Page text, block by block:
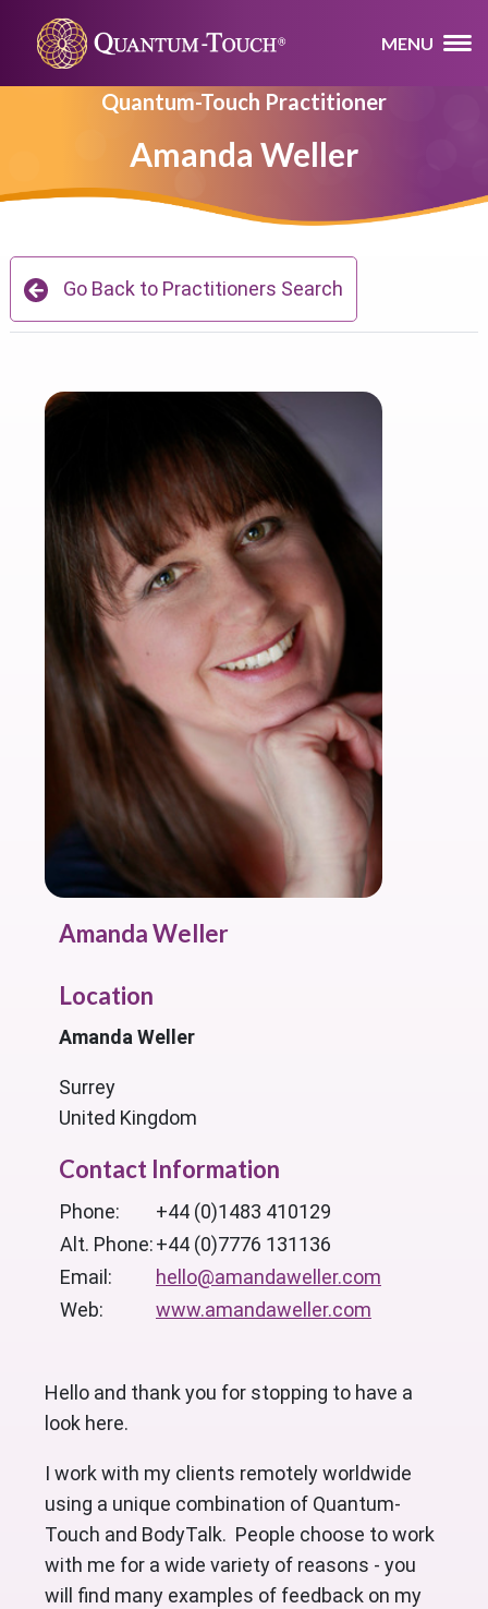
MENU
Quantum-Touch Practitioner
Amanda Weller
Go Back to Practitioners Search
Amanda Weller
Location
Amanda Weller
Surrey
United Kingdom
Contact Information
Phone:
+44 (0)1483 410129
Alt. Phone:+44 (0)7776 131136
Email:
hello@amandaweller.com
Web:
www.amandaweller.com
Hello and thank you for stopping to have a
look here.
I work with my clients remotely worldwide
using a unique combination of Quantum-
Touch and BodyTalk. People choose to work
with me for a wide variety of reasons - you
will find many examples of feedback on my